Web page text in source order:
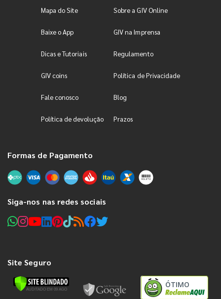
Mapa do Site Sobre a GIV Online
Baixe o App GIV na Imprensa
Dicas e Tutoriais Regulamento
GIV coins Política de Privacidade
Fale conosco Blog
Política de devolução Prazos
Formas de Pagamento
Siga-nos nas redes sociais
Site Seguro
ÓTIMO